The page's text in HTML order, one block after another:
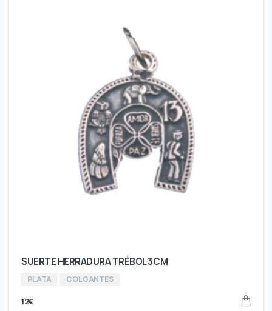
SUERTE HERRADURA TRÉBOL 3CM
PLATA COLGANTES
12€